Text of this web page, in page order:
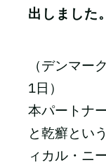
出しました。
（デンマ
1日）
本パートナ
と乾癬とい
ィカル・ニ